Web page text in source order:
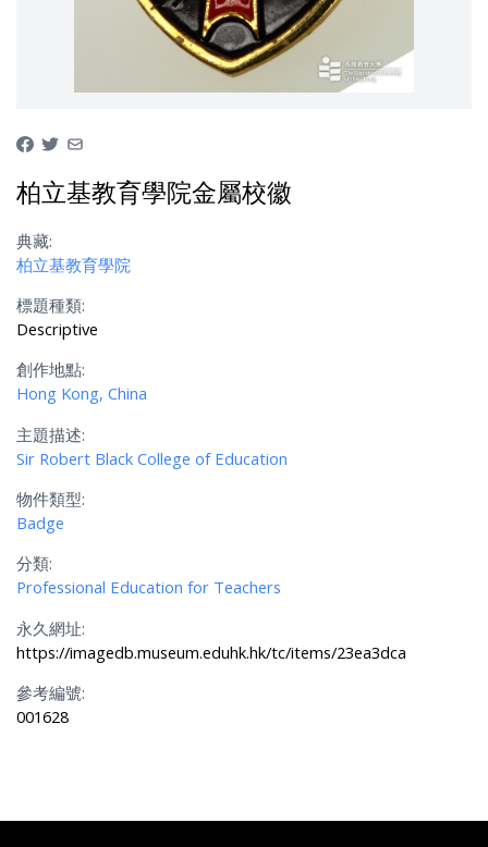
柏立基教育學院金屬校徽
典藏:
柏立基教育學院
標題種類:
Descriptive
創作地點:
Hong Kong, China
主題描述:
Sir Robert Black College of Education
物件類型:
Badge
分類:
Professional Education for Teachers
永久網址:
https://imagedb.museum.eduhk.hk/tc/items/23ea3dca
參考編號:
001628